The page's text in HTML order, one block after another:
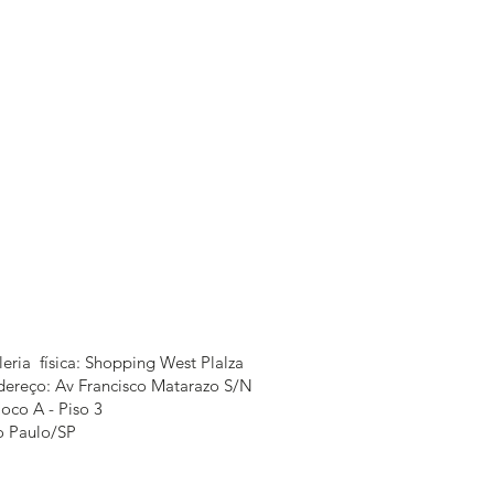
física: Shopping West Plalza
Av Francisco Matarazo S/N
A - Piso 3
Paulo/SP